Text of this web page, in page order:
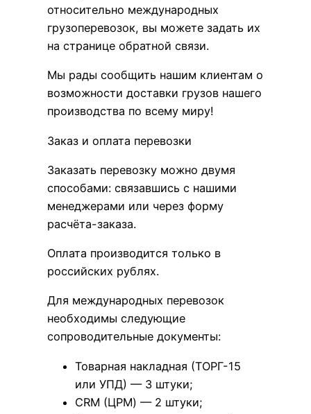
относительно международных
грузоперевозок, вы можете задать их
на странице обратной связи.
Мы рады сообщить нашим клиентам о
возможности доставки грузов нашего
производства по всему миру!
Заказ и оплата перевозки
Заказать перевозку можно двумя
способами: связавшись с нашими
менеджерами или через форму
расчёта-заказа.
Оплата производится только в
российских рублях.
Для международных перевозок
необходимы следующие
сопроводительные документы:
Товарная накладная (ТОРГ-15
или УПД) — 3 штуки;
CRM (ЦРМ) — 2 штуки;